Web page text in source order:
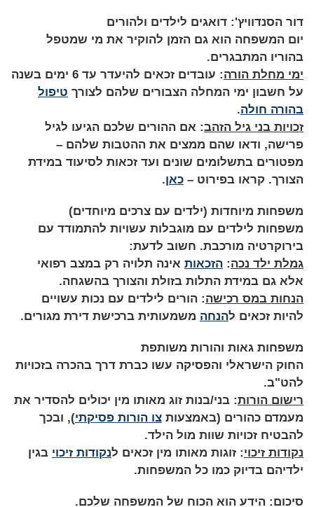
דור הסנדוויץ': דואגים לילדים ולהורים
יום המשפחה הוא גם הזמן להוקיר את מי שמטפל
בהוריו המתבגרים.
ימי מחלת הורה
: עובדים זכאים להיעדר עד 6 ימים בשנה
על חשבון ימי המחלה הצבורים שלהם לצורך טיפול
בהורה חולה.
זכויות בני גיל הזהב: אם ההורים שלכם הגיעו לגיל
פרישה, ודאו שהם ממצים את ההטבות שלהם –
מפטורים בתשלומים שונים ועד זכאות לסיעוד במידת
הצורך. קראו בפירוט – כאן.
משפחות מיוחדות (ילדים עם צרכים מיוחדים)
משפחות לילדים עם מוגבלות עשויות להתמודד עם
בירוקרטיה מורכבת. חשוב לדעת:
גמלת ילד נכה: הזכאות אינה תלויה רק במצב רפואי
אלא גם במידת התלות בזולת והצורך בהשגחה.
הנחות במס רכישה: הורים לילדים עם נכות עשויים
להיות זכאים להנחה משמעותית ברכישת דירת מגורים.
משפחות גאות והורות משותפת
החוק הישראלי והפסיקה עשו כברת דרך בהכרה בזכויות
להט"ב.
רישום הורות: בני/בנות זוג מאותו מין יכולים להסדיר את
מעמדם כהורים (באמצעות צו הורות פסיקתי), ובכך
להבטיח זכויות שוות מול הילד.
נקודות זיכוי: זוגות מאותו מין זכאים לנקודות זיכוי בגין
ילדיהם בדיוק כמו כל המשפחות.
סיכום: הידע הוא הכוח של המשפחה שלכם.